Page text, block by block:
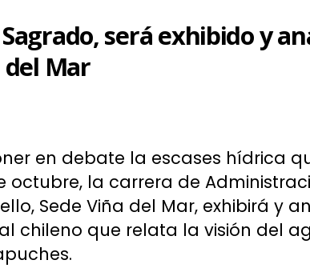
será exhibido y
Mar
en debate la escases hídrica
octubre, la carrera de
Sede Viña del Mar, exhibirá y
chileno que relata la visión del